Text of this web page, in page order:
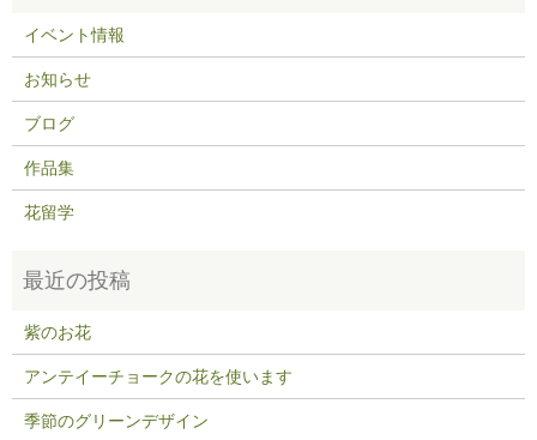
イベント情報
お知らせ
ブログ
作品集
花留学
紫のお花
アンテイーチョークの花を使います
季節のグリーンデザイン